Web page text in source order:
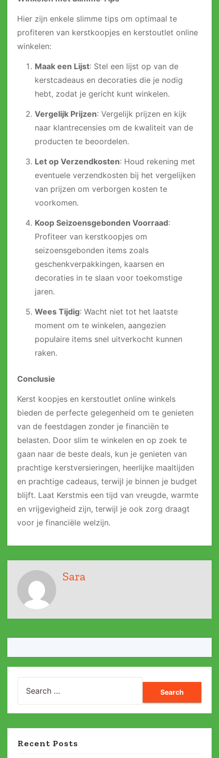
Hier zijn enkele slimme tips om optimaal te
profiteren van kerstkoopjes en kerstoutlet online
winkelen:
Maak een Lijst: Stel een lijst op van de
kerstcadeaus en decoraties die je nodig
hebt, zodat je gericht kunt winkelen.
Vergelijk Prijzen: Vergelijk prijzen en kijk
naar klantrecensies om de kwaliteit van de
producten te beoordelen.
Let op Verzendkosten: Houd rekening met
eventuele verzendkosten bij het vergelijken
van prijzen om verborgen kosten te
voorkomen.
Koop Seizoensgebonden Voorraad:
Profiteer van kerstkoopjes om
seizoensgebonden items zoals
geschenkverpakkingen, kaarsen en
decoraties in te slaan voor toekomstige
jaren.
Wees Tijdig: Wacht niet tot het laatste
moment om te winkelen, aangezien
populaire items snel uitverkocht kunnen
raken.
Conclusie
Kerst koopjes en kerstoutlet online winkels
bieden de perfecte gelegenheid om te genieten
van de feestdagen zonder je financiën te
belasten. Door slim te winkelen en op zoek te
gaan naar de beste deals, kun je genieten van
prachtige kerstversieringen, heerlijke maaltijden
en prachtige cadeaus, terwijl je binnen je budget
blijft. Laat Kerstmis een tijd van vreugde, warmte
en vrijgevigheid zijn, terwijl je ook zorg draagt
voor je financiële welzijn.
Sara
for:
Recent Posts